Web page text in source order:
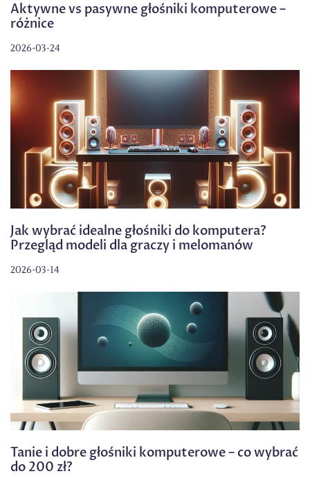
Aktywne vs pasywne głośniki komputerowe –
różnice
2026-03-24
Jak wybrać idealne głośniki do komputera?
Przegląd modeli dla graczy i melomanów
2026-03-14
Tanie i dobre głośniki komputerowe – co wybrać
do 200 zł?